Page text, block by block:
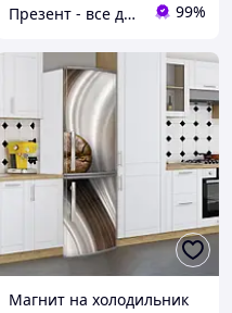
Презент - все для декора 99%
Магнит на холодильник